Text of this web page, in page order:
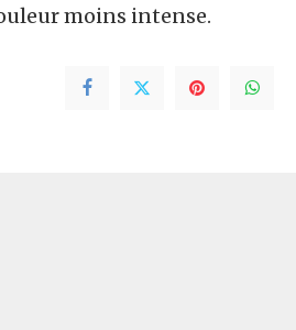
moins intense.